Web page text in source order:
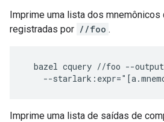
Imprime uma lista dos
registradas por //foo .
bazel cquery //foo --
Imprime uma lista de saídas de